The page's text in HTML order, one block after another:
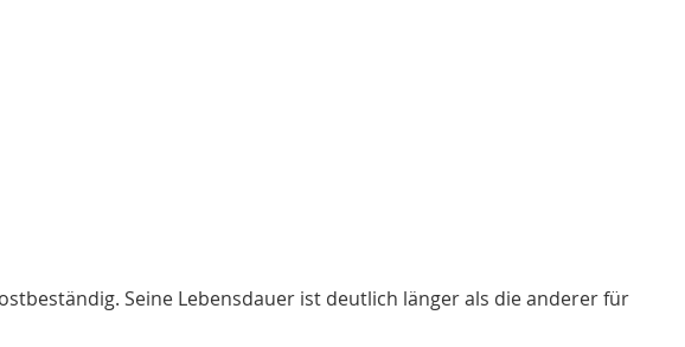
Seine Lebensdauer ist deutlich länger als die anderer für